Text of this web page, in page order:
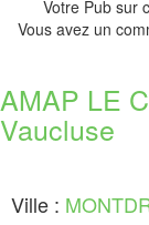
Votre Pub sur
Vous avez un
AMAP LE
Vaucluse
Ville :